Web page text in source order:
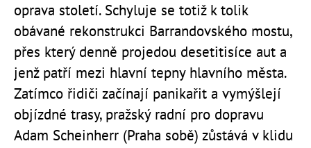
oprava století. Schyluje se totiž k tolik
obávané rekonstrukci Barrandovského mostu,
přes který denně projedou desetitisíce aut a
jenž patří mezi hlavní tepny hlavního města.
Zatímco řidiči začínají panikařit a vymýšlejí
objízdné trasy, pražský radní pro dopravu
Adam Scheinherr (Praha sobě) zůstává v klidu